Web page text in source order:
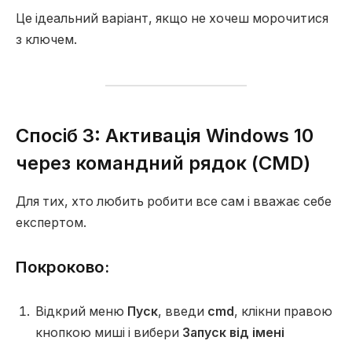
Це ідеальний варіант, якщо не хочеш морочитися
з ключем.
Спосіб 3: Активація Windows 10
через командний рядок (CMD)
Для тих, хто любить робити все сам і вважає себе
експертом.
Покроково:
Відкрий меню Пуск, введи cmd , клікни правою
кнопкою миші і вибери Запуск від імені